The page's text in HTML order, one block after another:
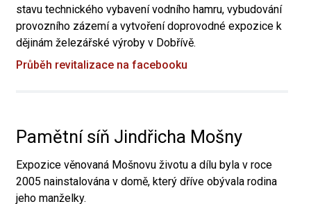
stavu technického vybavení vodního hamru, vybudování
provozního zázemí a vytvoření doprovodné expozice k
dějinám železářské výroby v Dobřívě.
Průběh revitalizace na facebooku
Pamětní síň Jindřicha Mošny
Expozice věnovaná Mošnovu životu a dílu byla v roce
2005 nainstalována v domě, který dříve obývala rodina
jeho manželky.